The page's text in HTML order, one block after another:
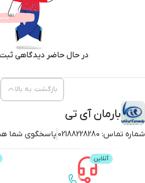
در حال حاضر دیدگاهی
بارمان آی تی
شماره تماس: 02188228280 پاسخگوی شما
بازگشت به بالا